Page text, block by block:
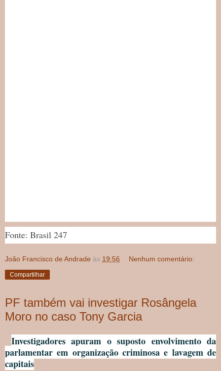
Fonte: Brasil 247
João Francisco de Andrade às 19:56 Nenhum comentário:
Compartilhar
PF também vai investigar Rosângela
Moro no caso Tony Garcia
Investigadores apuram o suposto envolvimento da
parlamentar em organização criminosa e lavagem de
capitais